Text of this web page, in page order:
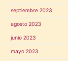
septiembre 2023
agosto 2023
junio 2023
mayo 2023